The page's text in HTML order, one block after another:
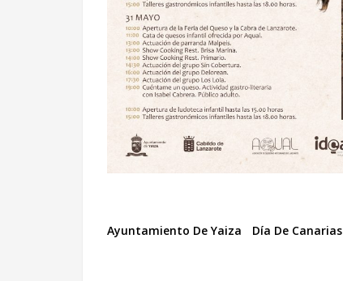
Ayuntamiento De Yaiza Día De Canarias